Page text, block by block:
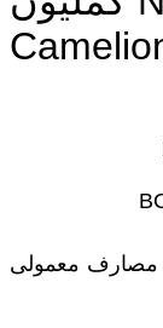
مصارف معمولی